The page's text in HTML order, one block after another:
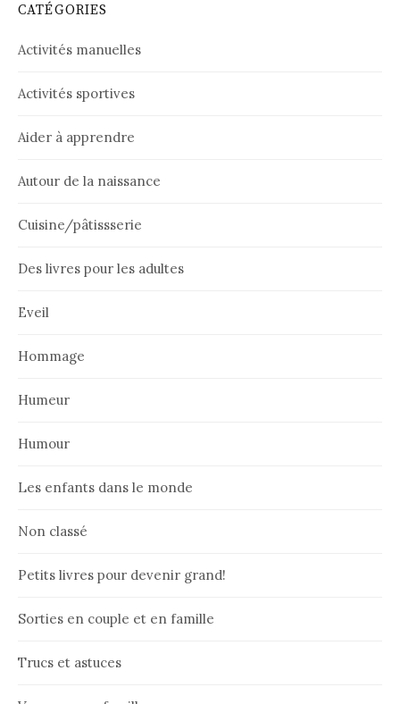
CATÉGORIES
Activités manuelles
Activités sportives
Aider à apprendre
Autour de la naissance
Cuisine/pâtissserie
Des livres pour les adultes
Eveil
Hommage
Humeur
Humour
Les enfants dans le monde
Non classé
Petits livres pour devenir grand!
Sorties en couple et en famille
Trucs et astuces